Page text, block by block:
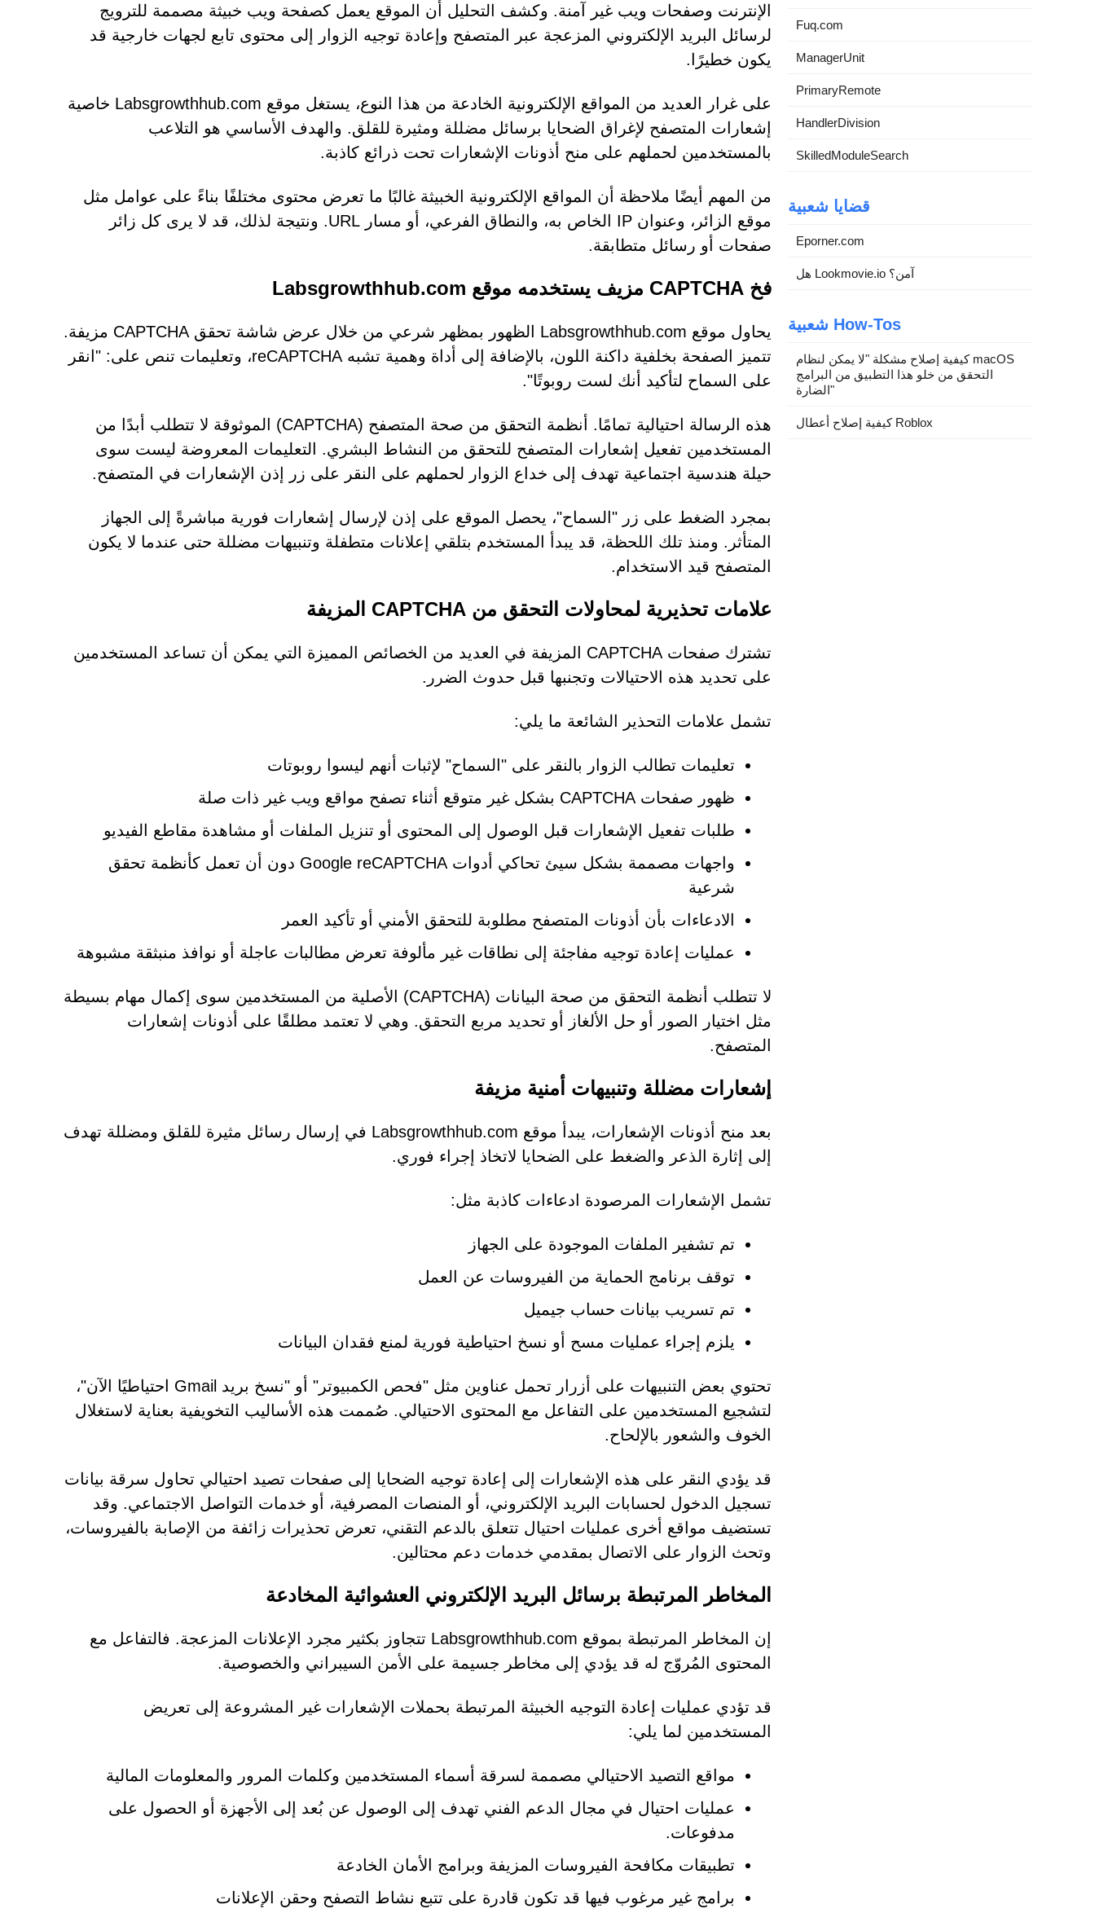
الإنترنت وصفحات ويب غير آمنة. وكشف التحليل أن الموقع يعمل كصفحة ويب خبيثة مصممة للترويج
لرسائل البريد الإلكتروني المزعجة عبر المتصفح وإعادة توجيه الزوار إلى محتوى تابع لجهات خارجية قد
يكون خطيرًا.
على غرار العديد من المواقع الإلكترونية الخادعة من هذا النوع، يستغل موقع Labsgrowthhub.com خاصية
إشعارات المتصفح لإغراق الضحايا برسائل مضللة ومثيرة للقلق. والهدف الأساسي هو التلاعب
بالمستخدمين لحملهم على منح أذونات الإشعارات تحت ذرائع كاذبة.
من المهم أيضًا ملاحظة أن المواقع الإلكترونية الخبيثة غالبًا ما تعرض محتوى مختلفًا بناءً على عوامل مثل
موقع الزائر، وعنوان IP الخاص به، والنطاق الفرعي، أو مسار URL. ونتيجة لذلك، قد لا يرى كل زائر
صفحات أو رسائل متطابقة.
فخ CAPTCHA مزيف يستخدمه موقع Labsgrowthhub.com
يحاول موقع Labsgrowthhub.com الظهور بمظهر شرعي من خلال عرض شاشة تحقق CAPTCHA مزيفة.
تتميز الصفحة بخلفية داكنة اللون، بالإضافة إلى أداة وهمية تشبه reCAPTCHA، وتعليمات تنص على: "انقر
على السماح لتأكيد أنك لست روبوتًا".
هذه الرسالة احتيالية تمامًا. أنظمة التحقق من صحة المتصفح (CAPTCHA) الموثوقة لا تتطلب أبدًا من
المستخدمين تفعيل إشعارات المتصفح للتحقق من النشاط البشري. التعليمات المعروضة ليست سوى
حيلة هندسية اجتماعية تهدف إلى خداع الزوار لحملهم على النقر على زر إذن الإشعارات في المتصفح.
بمجرد الضغط على زر "السماح"، يحصل الموقع على إذن لإرسال إشعارات فورية مباشرةً إلى الجهاز
المتأثر. ومنذ تلك اللحظة، قد يبدأ المستخدم بتلقي إعلانات متطفلة وتنبيهات مضللة حتى عندما لا يكون
المتصفح قيد الاستخدام.
علامات تحذيرية لمحاولات التحقق من CAPTCHA المزيفة
تشترك صفحات CAPTCHA المزيفة في العديد من الخصائص المميزة التي يمكن أن تساعد المستخدمين
على تحديد هذه الاحتيالات وتجنبها قبل حدوث الضرر.
تشمل علامات التحذير الشائعة ما يلي:
تعليمات تطالب الزوار بالنقر على "السماح" لإثبات أنهم ليسوا روبوتات
ظهور صفحات CAPTCHA بشكل غير متوقع أثناء تصفح مواقع ويب غير ذات صلة
طلبات تفعيل الإشعارات قبل الوصول إلى المحتوى أو تنزيل الملفات أو مشاهدة مقاطع الفيديو
واجهات مصممة بشكل سيئ تحاكي أدوات Google reCAPTCHA دون أن تعمل كأنظمة تحقق
شرعية
الادعاءات بأن أذونات المتصفح مطلوبة للتحقق الأمني أو تأكيد العمر
عمليات إعادة توجيه مفاجئة إلى نطاقات غير مألوفة تعرض مطالبات عاجلة أو نوافذ منبثقة مشبوهة
لا تتطلب أنظمة التحقق من صحة البيانات (CAPTCHA) الأصلية من المستخدمين سوى إكمال مهام بسيطة
مثل اختيار الصور أو حل الألغاز أو تحديد مربع التحقق. وهي لا تعتمد مطلقًا على أذونات إشعارات
المتصفح.
إشعارات مضللة وتنبيهات أمنية مزيفة
بعد منح أذونات الإشعارات، يبدأ موقع Labsgrowthhub.com في إرسال رسائل مثيرة للقلق ومضللة تهدف
إلى إثارة الذعر والضغط على الضحايا لاتخاذ إجراء فوري.
تشمل الإشعارات المرصودة ادعاءات كاذبة مثل:
تم تشفير الملفات الموجودة على الجهاز
توقف برنامج الحماية من الفيروسات عن العمل
تم تسريب بيانات حساب جيميل
يلزم إجراء عمليات مسح أو نسخ احتياطية فورية لمنع فقدان البيانات
تحتوي بعض التنبيهات على أزرار تحمل عناوين مثل "فحص الكمبيوتر" أو "نسخ بريد Gmail احتياطيًا الآن"،
لتشجيع المستخدمين على التفاعل مع المحتوى الاحتيالي. صُممت هذه الأساليب التخويفية بعناية لاستغلال
الخوف والشعور بالإلحاح.
قد يؤدي النقر على هذه الإشعارات إلى إعادة توجيه الضحايا إلى صفحات تصيد احتيالي تحاول سرقة بيانات
تسجيل الدخول لحسابات البريد الإلكتروني، أو المنصات المصرفية، أو خدمات التواصل الاجتماعي. وقد
تستضيف مواقع أخرى عمليات احتيال تتعلق بالدعم التقني، تعرض تحذيرات زائفة من الإصابة بالفيروسات،
وتحث الزوار على الاتصال بمقدمي خدمات دعم محتالين.
المخاطر المرتبطة برسائل البريد الإلكتروني العشوائية المخادعة
إن المخاطر المرتبطة بموقع Labsgrowthhub.com تتجاوز بكثير مجرد الإعلانات المزعجة. فالتفاعل مع
المحتوى المُروّج له قد يؤدي إلى مخاطر جسيمة على الأمن السيبراني والخصوصية.
قد تؤدي عمليات إعادة التوجيه الخبيثة المرتبطة بحملات الإشعارات غير المشروعة إلى تعريض
المستخدمين لما يلي:
مواقع التصيد الاحتيالي مصممة لسرقة أسماء المستخدمين وكلمات المرور والمعلومات المالية
عمليات احتيال في مجال الدعم الفني تهدف إلى الوصول عن بُعد إلى الأجهزة أو الحصول على
مدفوعات.
تطبيقات مكافحة الفيروسات المزيفة وبرامج الأمان الخادعة
برامج غير مرغوب فيها قد تكون قادرة على تتبع نشاط التصفح وحقن الإعلانات
Fuq.com
ManagerUnit
PrimaryRemote
HandlerDivision
SkilledModuleSearch
قضايا شعبية
Eporner.com
هل Lookmovie.io آمن؟
شعبية How-Tos
كيفية إصلاح مشكلة "لا يمكن لنظام macOS
التحقق من خلو هذا التطبيق من البرامج
الضارة"
كيفية إصلاح أعطال Roblox